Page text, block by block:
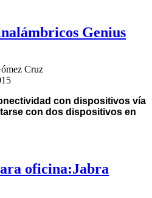
Genius
Cruz
con dispositivos vía
con dos dispositivos en
oficina:Jabra